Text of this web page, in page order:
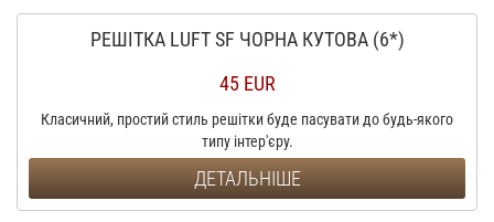
РЕШІТКА LUFT SF ЧОРНА КУТОВА (6*)
45 EUR
Класичний, простий стиль решітки буде пасувати до будь-якого
типу інтер'єру.
ДЕТАЛЬНІШЕ